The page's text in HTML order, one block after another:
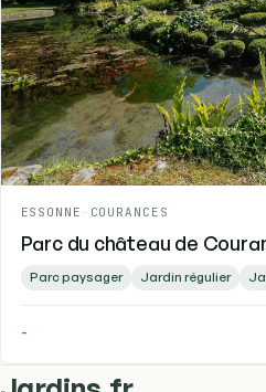
ESSONNE - COURANCES
Parc du château de
Parc paysager Jardin régulier
-